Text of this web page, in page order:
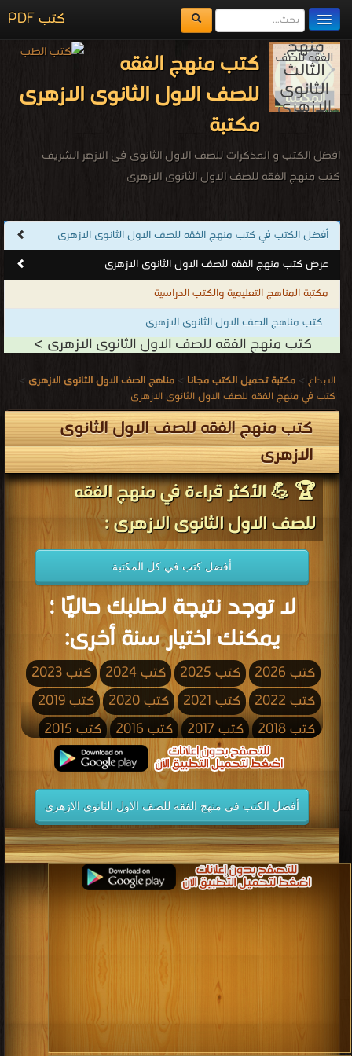
كتب PDF
مكتبة الكتب
المكتبات
يُقرأ حالياً
اضف كتاب
كتب منهج الفقه
للصف الاول الثانوى الازهرى
مكتبة
افضل الكتب و المذكرات للصف الاول الثانوى فى الازهر الشريف
كتب منهج الفقه للصف الاول الثانوى الازهرى
.
أفضل الكتب في كتب منهج الفقه للصف الاول الثانوى الازهرى
عرض كتب منهج الفقه للصف الاول الثانوى الازهرى
مكتبة المناهج التعليمية والكتب الدراسية
كتب مناهج الصف الاول الثانوى الازهرى
كتب منهج الفقه للصف الاول الثانوى الازهرى >
الابداع > مكتبة تحميل الكتب مجانا > مناهج الصف الاول الثانوى الازهرى >
كتب في منهج الفقه للصف الاول الثانوى الازهرى
كتب منهج الفقه للصف الاول الثانوى
الازهرى
🏆 💪 الأكثر قراءة في منهج الفقه
للصف الاول الثانوى الازهرى :
أفضل كتب في كل المكتبة
لا توجد نتيجة لطلبك حاليًا ؛
يمكنك اختيار سنة أخرى:
كتب 2026 كتب 2025 كتب 2024
كتب 2023
كتب 2022
كتب 2021 كتب 2020
كتب 2019
كتب 2018
كتب 2017 كتب 2016
كتب 2015
كتب 2013 كتب 2012
كتب 2011
كتب 2010
كتب 2009 كتب 2008
كتب 2007
كتب 2006
كتب 2005 كتب 2004
كتب 2003
كتب 2002
كتب 2001 كتب 2000
كتب 1999
كتب 1998
كتب 1997 كتب 1996
كتب 1995
كتب 1994
كتب 1993 كتب 1992
كتب 1991
كتب 1984
كتب 1981 كتب 1980
كتب 1979
كتب 1976
كتب 1975
كتب 1973
أفضل الكتب في منهج الفقه للصف الاول الثانوى الازهرى